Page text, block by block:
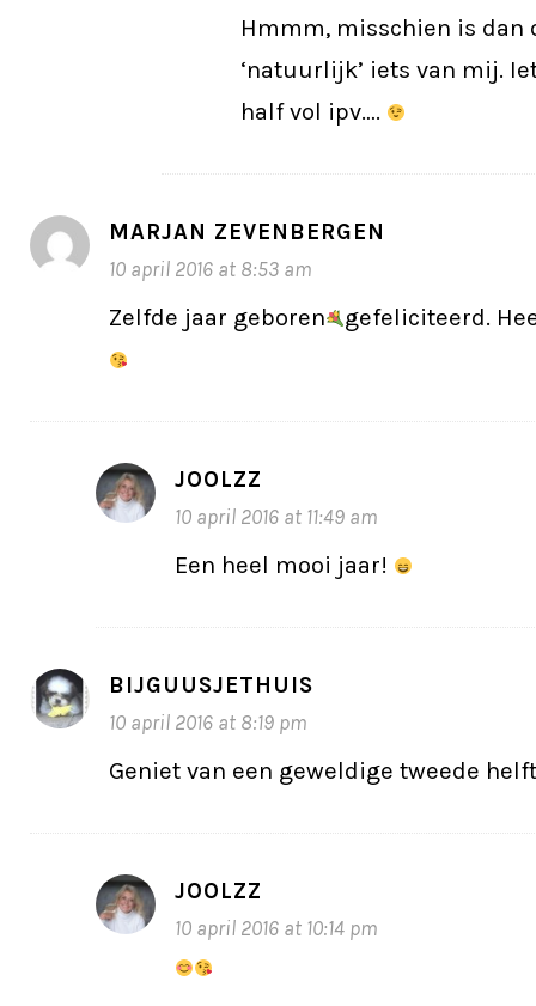
Hmmm, misschien is dan
‘natuurlijk’ iets van mij.
half vol ipv….
MARJAN ZEVENBERGEN
10 april 2016 at 8:53 am
Zelfde jaar geboren gefeliciteerd.
JOOLZZ
10 april 2016 at 11:49 am
Een heel mooi jaar!
BIJGUUSJETHUIS
10 april 2016 at 8:19 pm
Geniet van een geweldige tweede
JOOLZZ
10 april 2016 at 10:14 pm